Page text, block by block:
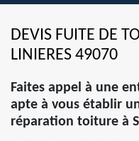
DEVIS FUITE DE
LINIERES 49070
Faites appel à une
apte à vous établir
réparation toiture à